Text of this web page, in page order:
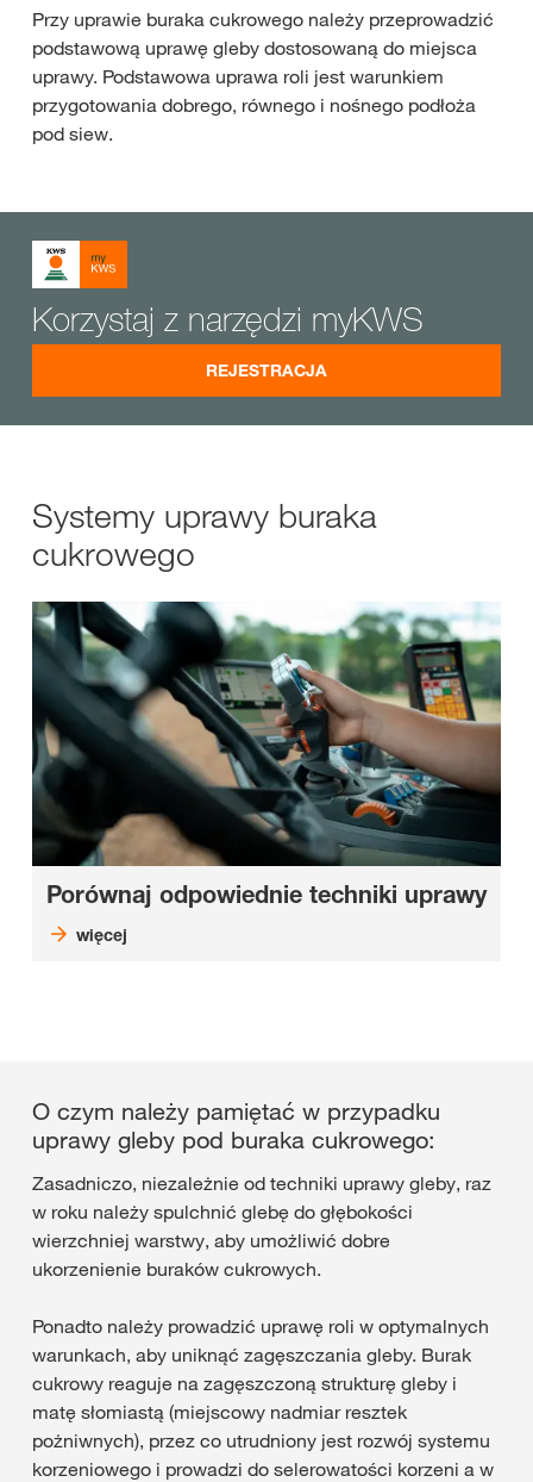
Przy uprawie buraka cukrowego należy przeprowadzić
podstawową uprawę gleby dostosowaną do miejsca
uprawy. Podstawowa uprawa roli jest warunkiem
przygotowania dobrego, równego i nośnego podłoża
pod siew.
Korzystaj z narzędzi myKWS
REJESTRACJA
Systemy uprawy buraka
cukrowego
Porównaj odpowiednie techniki uprawy
więcej
O czym należy pamiętać w przypadku
uprawy gleby pod buraka cukrowego:
Zasadniczo, niezależnie od techniki uprawy gleby, raz
w roku należy spulchnić glebę do głębokości
wierzchniej warstwy, aby umożliwić dobre
ukorzenienie buraków cukrowych.
Ponadto należy prowadzić uprawę roli w optymalnych
warunkach, aby uniknąć zagęszczania gleby. Burak
cukrowy reaguje na zagęszczoną strukturę gleby i
matę słomiastą (miejscowy nadmiar resztek
pożniwnych), przez co utrudniony jest rozwój systemu
korzeniowego i prowadzi do selerowatości korzeni a w